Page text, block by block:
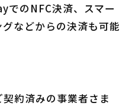
のNFC決済、スマー
などからの決済も可能
約済みの事業者さま